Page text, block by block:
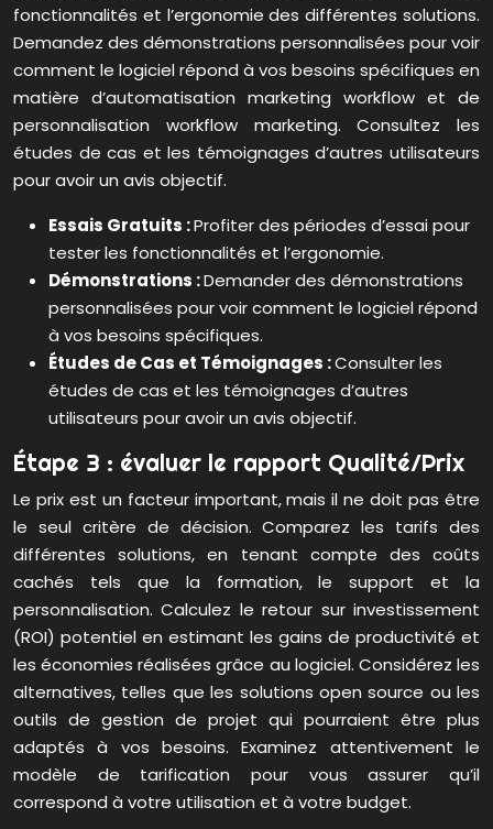
fonctionnalités et l’ergonomie des différentes solutions.
Demandez des démonstrations personnalisées pour voir
comment le logiciel répond à vos besoins spécifiques en
matière d’automatisation marketing workflow et de
personnalisation workflow marketing. Consultez les
études de cas et les témoignages d’autres utilisateurs
pour avoir un avis objectif.
Essais Gratuits :Profiter des périodes d’essai pour
tester les fonctionnalités et l’ergonomie.
Démonstrations :Demander des démonstrations
personnalisées pour voir comment le logiciel répond
à vos besoins spécifiques.
Études de Cas et Témoignages :Consulter les
études de cas et les témoignages d’autres
utilisateurs pour avoir un avis objectif.
Étape 3 : évaluer le rapport Qualité/Prix
Le prix est un facteur important, mais il ne doit pas être
le seul critère de décision. Comparez les tarifs des
différentes solutions, en tenant compte des coûts
cachés tels que la formation, le support et la
personnalisation. Calculez le retour sur investissement
(ROI) potentiel en estimant les gains de productivité et
les économies réalisées grâce au logiciel. Considérez les
alternatives, telles que les solutions open source ou les
outils de gestion de projet qui pourraient être plus
adaptés à vos besoins. Examinez attentivement le
modèle de tarification pour vous assurer qu’il
correspond à votre utilisation et à votre budget.